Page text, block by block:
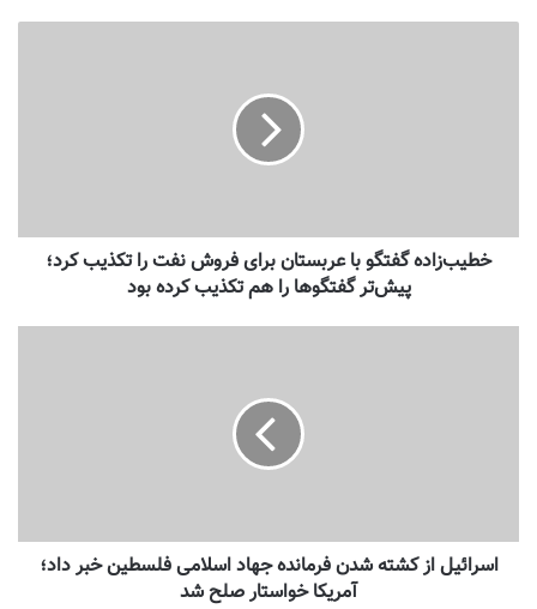
خطیب‌زاده گفتگو با عربستان برای فروش نفت را تکذیب کرد؛
پیش‌تر گفتگوها را هم تکذیب کرده بود
اسرائیل از کشته شدن فرمانده جهاد اسلامی فلسطین خبر داد؛
آمریکا خواستار صلح شد